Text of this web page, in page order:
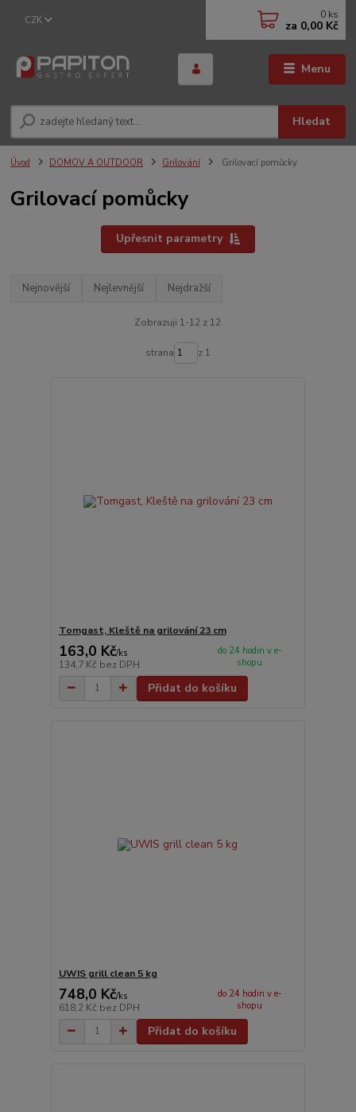
Menu
CZK
Hledat
0 ks
za 0,00 Kč
Úvod DOMOV A OUTDOOR Grilování Grilovací pomůcky
Grilovací pomůcky
Upřesnit parametry
Nejnovější Nejlevnější Nejdražší
Zobrazuji 1-12 z 12
strana z 1
Tomgast, Kleště na grilování 23 cm
163,0 Kč/ks
134,7 Kč bez DPH
do 24 hodin v e-
shopu
Přidat do košíku
UWIS grill clean 5 kg
748,0 Kč/ks
618,2 Kč bez DPH
do 24 hodin v e-
shopu
Přidat do košíku